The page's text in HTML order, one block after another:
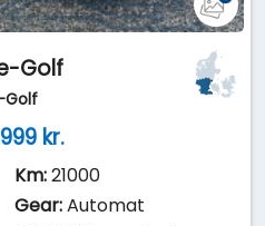
Golf
kr.
Km:21000
Gear:Automat